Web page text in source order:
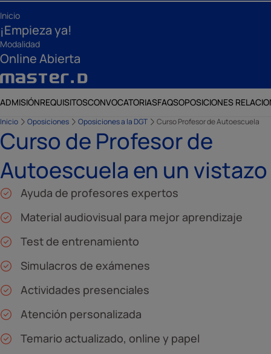
Inicio
¡Empieza ya!
Modalidad
Online Abierta
ADMISIÓNREQUISITOSCONVOCATORIASFAQSOPOSICIONES
Inicio Oposiciones Oposiciones a la DGT Curso Profesor de Autoescuela
Curso de Profesor de
Autoescuela en un vistazo
Ayuda de profesores expertos
Material audiovisual para mejor aprendizaje
Test de entrenamiento
Simulacros de exámenes
Actividades presenciales
Atención personalizada
Temario actualizado, online y papel